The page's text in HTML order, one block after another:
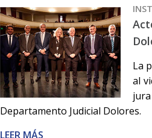
La
al
Departamento Judicial Dolores.
LEER MÁS